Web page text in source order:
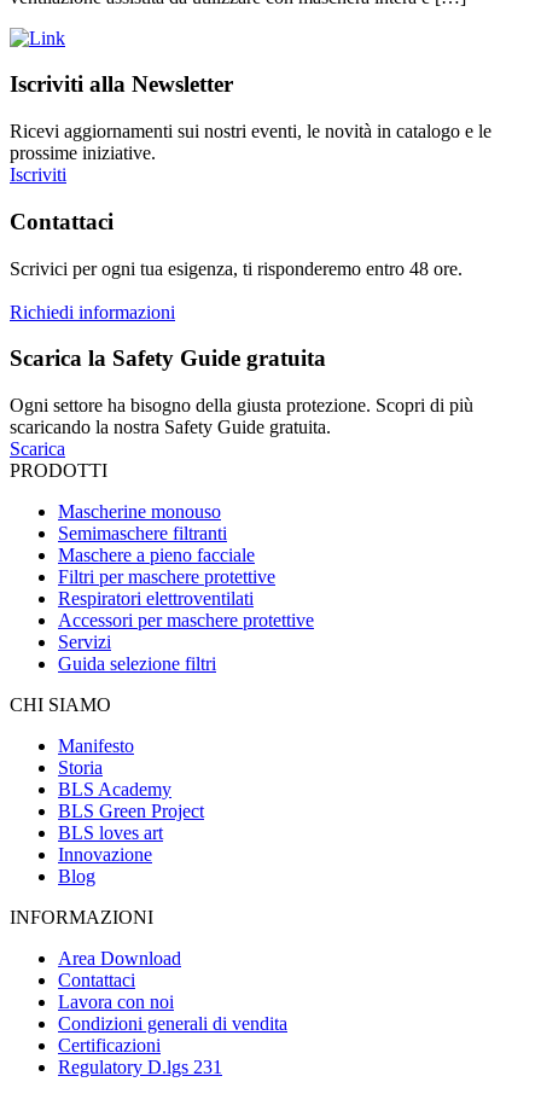
Iscriviti alla Newsletter
Ricevi aggiornamenti sui nostri eventi, le novità in catalogo e le
prossime iniziative.
Iscriviti
Contattaci
Scrivici per ogni tua esigenza, ti risponderemo entro 48 ore.
Richiedi informazioni
Scarica la Safety Guide gratuita
Ogni settore ha bisogno della giusta protezione. Scopri di più
scaricando la nostra Safety Guide gratuita.
Scarica
PRODOTTI
Mascherine monouso
Semimaschere filtranti
Maschere a pieno facciale
Filtri per maschere protettive
Respiratori elettroventilati
Accessori per maschere protettive
Servizi
Guida selezione filtri
CHI SIAMO
Manifesto
Storia
BLS Academy
BLS Green Project
BLS loves art
Innovazione
Blog
INFORMAZIONI
Area Download
Contattaci
Lavora con noi
Condizioni generali di vendita
Certificazioni
Regulatory D.lgs 231